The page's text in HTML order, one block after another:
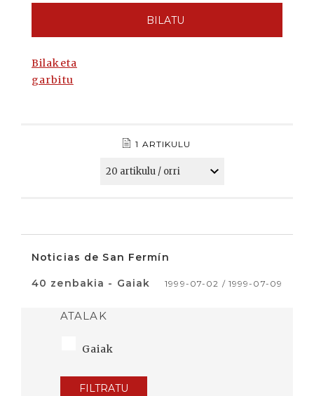
BILATU
Bilaketa
garbitu
1 ARTIKULU
Noticias de San Fermín
40 zenbakia - Gaiak 1999-07-02 / 1999-07-09
ATALAK
Gaiak
FILTRATU